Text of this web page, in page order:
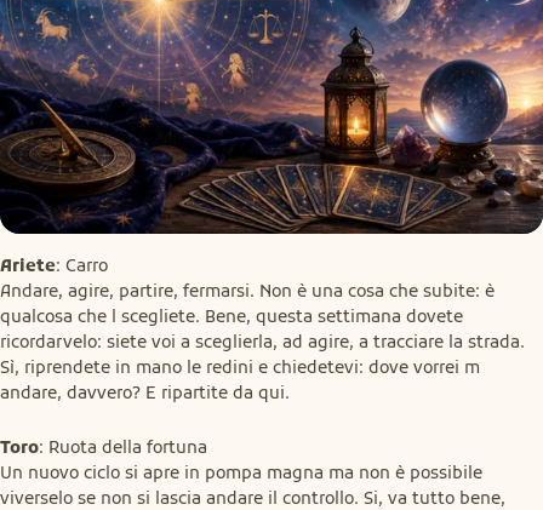
Ariete: Carro
Andare, agire, partire, fermarsi. Non è una cosa che subite: è
qualcosa che l scegliete. Bene, questa settimana dovete
ricordarvelo: siete voi a sceglierla, ad agire, a tracciare la strada.
Sì, riprendete in mano le redini e chiedetevi: dove vorrei m
andare, davvero? E ripartite da qui.
Toro: Ruota della fortuna
Un nuovo ciclo si apre in pompa magna ma non è possibile
viverselo se non si lascia andare il controllo. Si, va tutto bene,